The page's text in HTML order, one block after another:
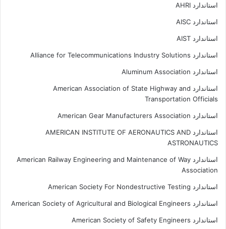
استاندارد AHRI
استاندارد AISC
استاندارد AIST
استاندارد Alliance for Telecommunications Industry Solutions
استاندارد Aluminum Association
استاندارد American Association of State Highway and
Transportation Officials
استاندارد American Gear Manufacturers Association
استاندارد AMERICAN INSTITUTE OF AERONAUTICS AND
ASTRONAUTICS
استاندارد American Railway Engineering and Maintenance of Way
Association
استاندارد American Society For Nondestructive Testing
استاندارد American Society of Agricultural and Biological Engineers
استاندارد American Society of Safety Engineers